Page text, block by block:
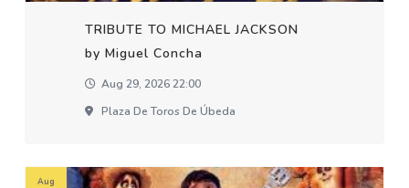
TRIBUTE TO MICHAEL JACKSON
by Miguel Concha
Aug 29, 2026 22:00
Plaza De Toros De Úbeda
Aug